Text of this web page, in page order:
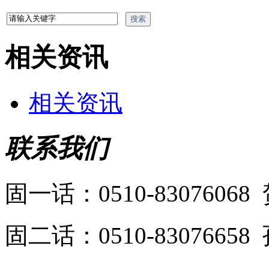
相关资讯
相关资讯
联系我们
固一话：0510-83076068
固二话：0510-83076658